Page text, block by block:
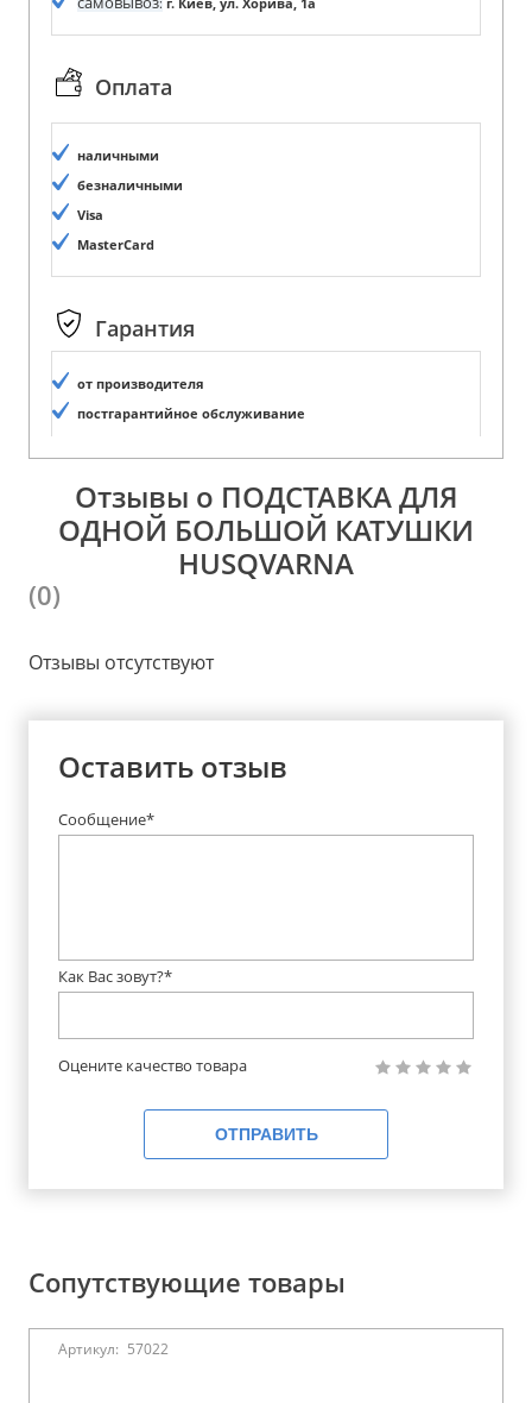
: г. Киев, ул. Хорива, 1а
Оплата
наличными
безналичными
Visa
MasterCard
Гарантия
от производителя
постгарантийное обслуживание
Отзывы о ПОДСТАВКА ДЛЯ
ОДНОЙ БОЛЬШОЙ КАТУШКИ
HUSQVARNA
(0)
Отзывы отсутствуют
Оставить отзыв
Сообщение*
Как Вас зовут?*
Оцените качество товара
ОТПРАВИТЬ
Сопутствующие товары
Артикул: 57022